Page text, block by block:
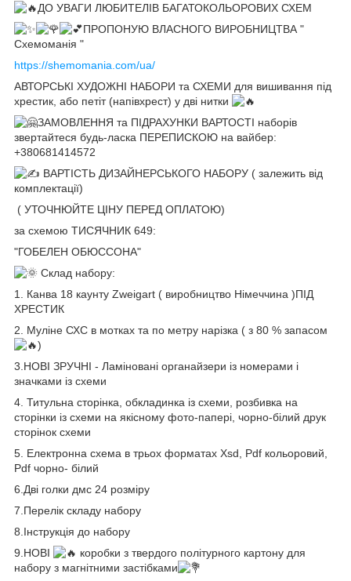
ДО УВАГИ ЛЮБИТЕЛІВ БАГАТОКОЛЬОРОВИХ СХЕМ
ПРОПОНУЮ ВЛАСНОГО ВИРОБНИЦТВА "
Схемоманія "
https://shemomania.com/ua/
АВТОРСЬКІ ХУДОЖНІ НАБОРИ та СХЕМИ для вишивання під
хрестик, або петіт (напівхрест) у дві нитки
ЗАМОВЛЕННЯ та ПІДРАХУНКИ ВАРТОСТІ наборів
звертайтеся будь-ласка ПЕРЕПИСКОЮ на вайбер:
+380681414572
ВАРТІСТЬ ДИЗАЙНЕРСЬКОГО НАБОРУ ( залежить від
комплектації)
( УТОЧНЮЙТЕ ЦІНУ ПЕРЕД ОПЛАТОЮ)
за схемою ТИСЯЧНИК 649:
"ГОБЕЛЕН ОБЮССОНА"
Склад набору:
1. Канва 18 каунту Zweigart ( виробництво Німеччина )ПІД
ХРЕСТИК
2. Муліне СХС в мотках та по метру нарізка ( з 80 % запасом
)
3.НОВІ ЗРУЧНІ - Ламіновані органайзери із номерами і
значками із схеми
4. Титульна сторінка, обкладинка із схеми, розбивка на
сторінки із схеми на якісному фото-папері, чорно-білий друк
сторінок схеми
5. Електронна схема в трьох форматах Xsd, Pdf кольоровий,
Pdf чорно- білий
6.Дві голки дмс 24 розміру
7.Перелік складу набору
8.Інструкція до набору
9.НОВІ
коробки з твердого політурного картону для
набору з магнітними застібками